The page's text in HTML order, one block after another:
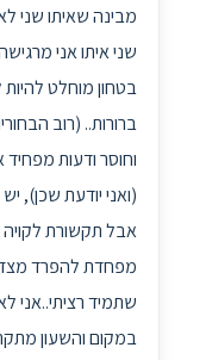
מבינה שאיתו שני
שני איתו אני
בטחון מוחלט
ברורות.. (רוב
וחוסר ודעות
(ואני יודעת שכן),
אבל תקשורת לקויה
מפחדת להפרד
שתמיד רציתי..אני
במקום והשעון